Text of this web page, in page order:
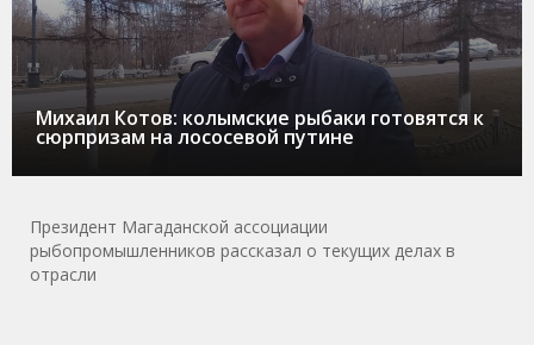
Михаил Котов: колымские рыбаки готовятся к
сюрпризам на лососевой путине
Президент Магаданской ассоциации
рыбопромышленников рассказал о текущих делах в
отрасли